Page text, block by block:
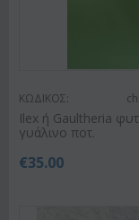
ΚΩΔΙΚΟΣ:
Ilex ή Gaultheria
γυάλινο ποτ.
€35.00